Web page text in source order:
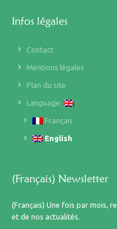
Infos légales
Contact
Mentions légales
Plan du site
Language:
Français
English
(Français) Newsletter
(Français) Une fois par mois,
et de nos actualités.